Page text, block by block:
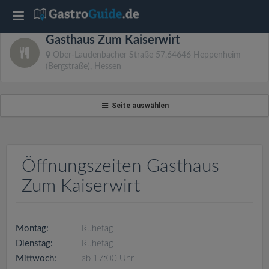
Gasthaus Zum Kaiserwirt
Ober-Laudenbacher Straße 57,64646 Heppenheim
(Bergstraße), Hessen
Seite auswählen
Öffnungszeiten Gasthaus
Zum Kaiserwirt
Montag:
Ruhetag
Dienstag:
Ruhetag
Mittwoch:
ab 17:00 Uhr
T
o
e
a